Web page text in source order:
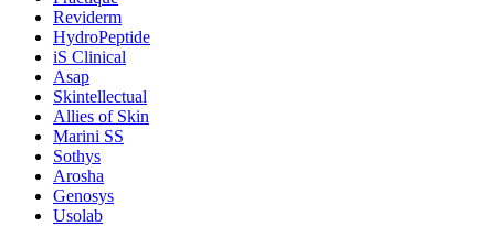
Reviderm
HydroPeptide
iS Clinical
Asap
Skintellectual
Allies of Skin
Marini SS
Sothys
Arosha
Genosys
Usolab